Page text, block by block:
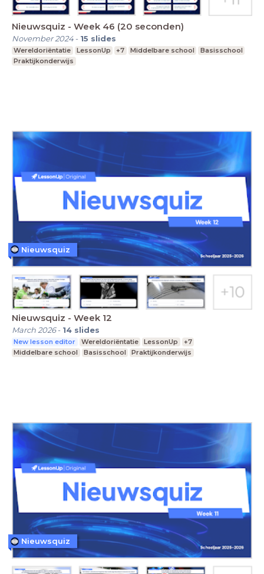
Nieuwsquiz - Week 46 (20 seconden)
November 2024- 15 slides
Wereldoriëntatie LessonUp +7 Middelbare school
Basisschool
Praktijkonderwijs
Nieuwsquiz - Week 12
March 2026- 14 slides
New lesson editor Wereldoriëntatie LessonUp
+7
Middelbare school
Basisschool Praktijkonderwijs
Nieuwsquiz
Nieuwsquiz